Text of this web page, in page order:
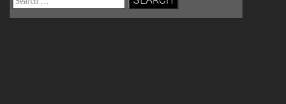
for: